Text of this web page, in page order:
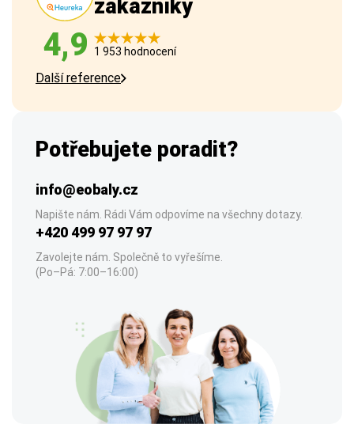
zákazníky
4,9 1 953 hodnocení
Další reference
Potřebujete poradit?
info@eobaly.cz
Napište nám. Rádi Vám odpovíme na všechny dotazy.
+420 499 97 97 97
Zavolejte nám. Společně to vyřešíme.
(Po–Pá: 7:00–16:00)